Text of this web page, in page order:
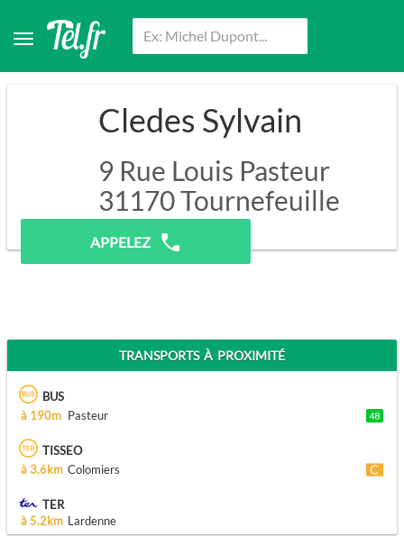
Cledes Sylvain
9 Rue Louis Pasteur
31170Tournefeuille
Pas de prospection.
APPELEZ
TRANSPORTS À PROXIMITÉ
BUS
à 190m Pasteur
TISSEO
à 3.6km Colomiers
TER
à 5.2km Lardenne